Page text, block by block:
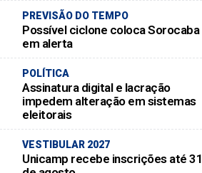
PREVISÃO DO TEMPO
Possível ciclone coloca Sorocaba
em alerta
POLÍTICA
Assinatura digital e lacração
impedem alteração em sistemas
eleitorais
VESTIBULAR 2027
Unicamp recebe inscrições até 31